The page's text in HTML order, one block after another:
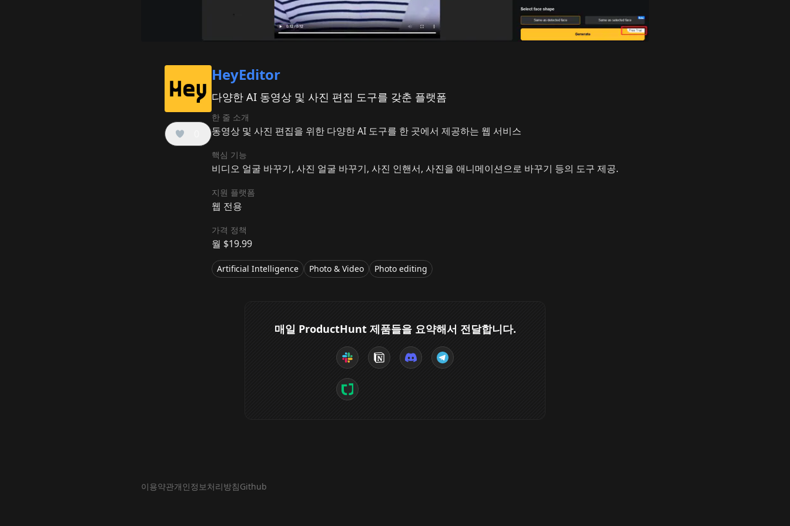
HeyEditor
다양한 AI 동영상 및 사진 편집 도구를 갖춘 플랫폼
한 줄 소개
동영상 및 사진 편집을 위한 다양한 AI 도구를 한 곳에서 제공하는 웹 서비스
핵심 기능
비디오 얼굴 바꾸기, 사진 얼굴 바꾸기, 사진 인핸서, 사진을 애니메이션으로 바꾸기 등의 도구 제공.
지원 플랫폼
웹 전용
가격 정책
월 $19.99
Artificial Intelligence Photo & Video Photo editing
매일 ProductHunt 제품들을 요약해서 전달합니다.
이용약관개인정보처리방침Github